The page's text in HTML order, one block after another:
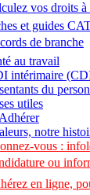
vos droits à
et guides
de branche
au travail
intérimaire
du
utiles
notre
vous :
ou
en ligne,